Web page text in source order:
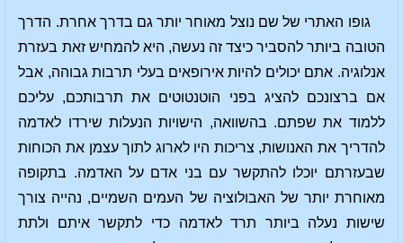
גופו האתרי של שם נוצל מאוחר יותר גם בדרך אחרת. הדרך
הטובה ביותר להסביר כיצד זה נעשה, היא להמחיש זאת בעזרת
אנלוגיה. אתם יכולים להיות אירופאים בעלי תרבות גבוהה, אבל
אם ברצונכם להציג בפני הוטנטוטים את תרבותכם, עליכם
ללמוד את שפתם. בהשוואה, הישויות הנעלות שירדו לאדמה
להדריך את האנושות, צריכות היו לארוג לתוך עצמן את הכוחות
שבעזרתם יוכלו להתקשר עם בני אדם על האדמה. בתקופה
מאוחרת יותר של האבולוציה של העמים השמיים, נהייה צורך
שישות נעלה ביותר תרד לאדמה כדי לתקשר איתם ולתת